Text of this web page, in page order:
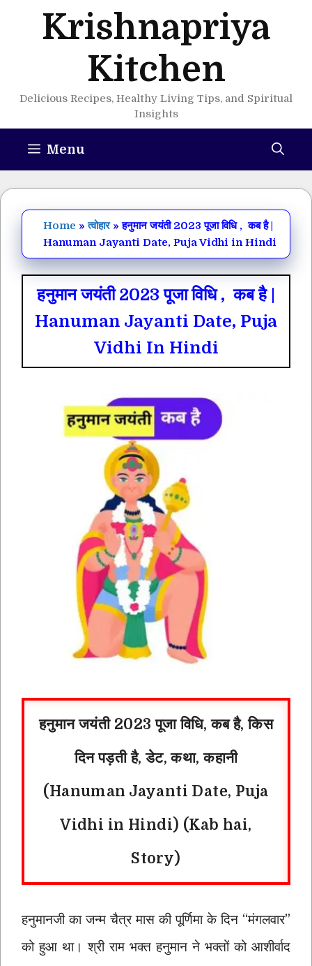
Krishnapriya
Kitchen
Delicious Recipes, Healthy Living Tips, and Spiritual
Insights
Menu
Home »त्वोहार»हनुमान जयंती 2023 पूजा विधि , कब है |
Hanuman Jayanti Date, Puja Vidhi in Hindi
हनुमान जयंती 2023 पूजा विधि , कब है |
Hanuman Jayanti Date, Puja
Vidhi In Hindi
हनुमान जयंती 2023 पूजा विधि, कब है, किस
दिन पड़ती है, डेट, कथा, कहानी
(Hanuman Jayanti Date, Puja
Vidhi in Hindi) (Kab hai,
Story)
हनुमानजी का जन्म चैत्र मास की पूर्णिमा के दिन “मंगलवार”
को हुआ था। श्री राम भक्त हनुमान ने भक्तों को आशीर्वाद